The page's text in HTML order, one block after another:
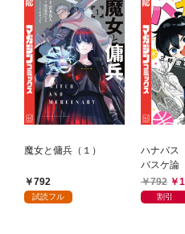
魔女と傭兵（１）
792
試読フル
ハナバス
バスケ論
792
割引